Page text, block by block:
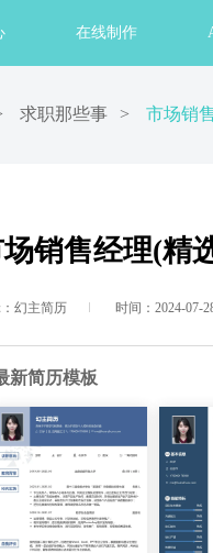
在线制作
求职那些事 > 市场销
销售经理(精
幻主简历 时间：2024-07-
新简历模板